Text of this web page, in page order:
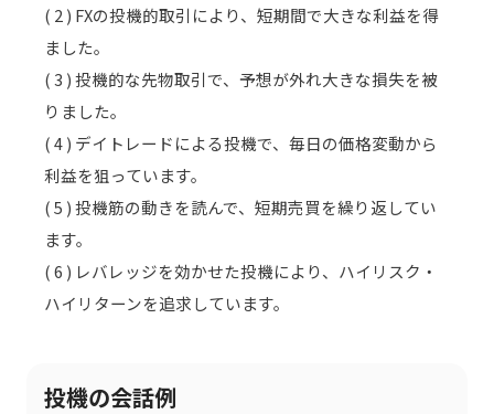
( 2 ) FXの投機的取引により、短期間で大きな利益を得
ました。
( 3 ) 投機的な先物取引で、予想が外れ大きな損失を被
りました。
( 4 ) デイトレードによる投機で、毎日の価格変動から
利益を狙っています。
( 5 ) 投機筋の動きを読んで、短期売買を繰り返してい
ます。
( 6 ) レバレッジを効かせた投機により、ハイリスク・
ハイリターンを追求しています。
投機の会話例